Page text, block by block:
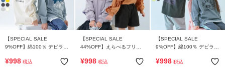
【SPECIAL SALE
9%OFF】綿100％ デビラボ
リブ 長袖Tシャツ
¥998 税込
【SPECIAL SALE
44%OFF】えらべるフリル
ャツ
¥998 税込
【SPECIAL SALE
9%OFF】綿100％ デビラボ
リブ 長袖Tシャツ
¥998 税込